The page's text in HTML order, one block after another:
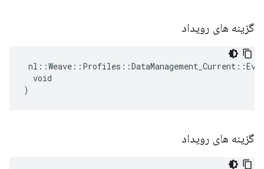
گزینه های رویداد
  void
)
گزینه های رویداد